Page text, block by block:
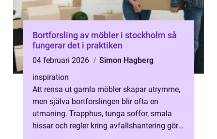
Bortforsling av möbler i stockholm så
fungerar det i praktiken
04 februari 2026
Simon Hagberg
inspiration
Att rensa ut gamla möbler skapar utrymme,
men själva bortforslingen blir ofta en
utmaning. Trapphus, tunga soffor, smala
hissar och regler kring avfallshantering gör